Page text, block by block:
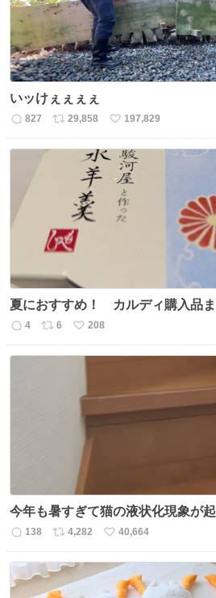
いッけぇぇぇぇ
返
827
リ
29,858
い
ね
数
197,829
夏におすすめ！ カルディ購入品
返
4
リ
6
い
208
今年も暑すぎて猫の液状化現象が
返
138
リ
ス
ト
4,282
い
ね
数
40,664